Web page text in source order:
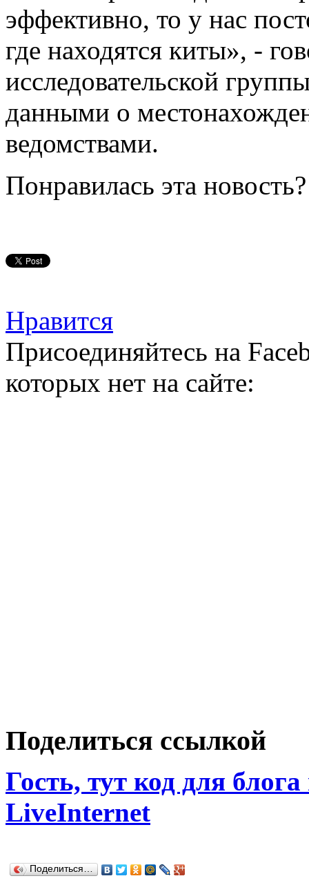
эффективно, то у нас
где находятся киты», -
исследовательской
данными о
ведомствами.
Понравилась эта
Нравится
Присоединяйтесь на
которых нет на сайте:
Поделиться ссылкой
Гость, тут код для
LiveInternet
Поделиться…